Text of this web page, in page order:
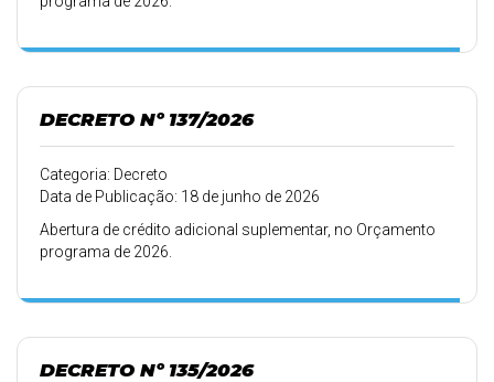
DECRETO Nº 137/2026
Categoria: Decreto
Data de Publicação: 18 de junho de 2026
Abertura de crédito adicional suplementar, no Orçamento
programa de 2026.
DECRETO Nº 135/2026